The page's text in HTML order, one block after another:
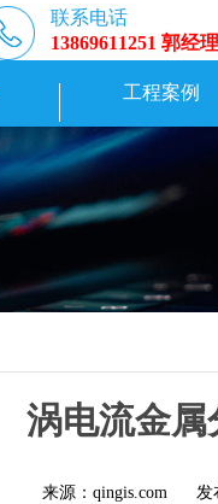
联系电话
13869611251 郭经
工程案例
涡电流金属
来源：qingis.com 发